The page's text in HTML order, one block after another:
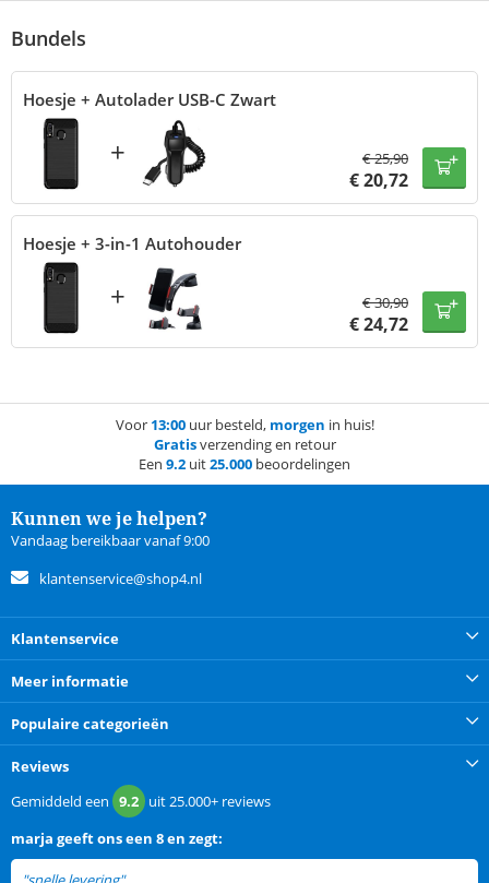
Bundels
Hoesje + Autolader USB-C Zwart
+ €25,90
€20,72
Hoesje + 3-in-1 Autohouder
+ €30,90
€24,72
Voor 13:00uur besteld, morgen in huis!
Gratisverzending en retour
Een 9.2 uit25.000 beoordelingen
Kunnen we je helpen?
Vandaag bereikbaar vanaf 9:00
klantenservice@shop4.nl
Klantenservice
Meer informatie
Populaire categorieën
Reviews
Gemiddeld een 9.2 uit25.000+ reviews
marja geeft ons een 8 en zegt: